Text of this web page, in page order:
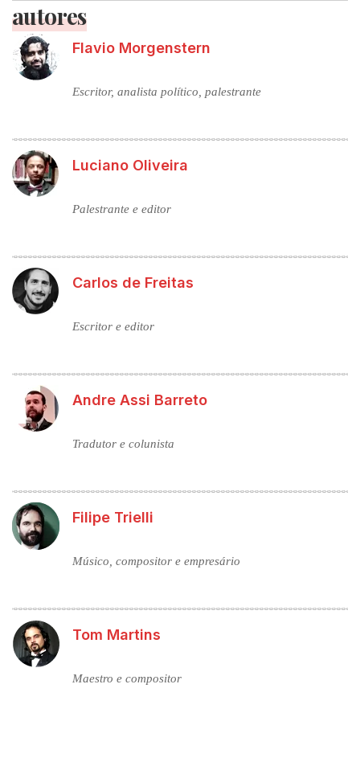
autores
Flavio Morgenstern
Escritor, analista político, palestrante
Luciano Oliveira
Palestrante e editor
Carlos de Freitas
Escritor e editor
Andre Assi Barreto
Tradutor e colunista
Filipe Trielli
Músico, compositor e empresário
Tom Martins
Maestro e compositor